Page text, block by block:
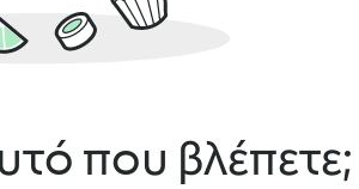
που βλέπετε;